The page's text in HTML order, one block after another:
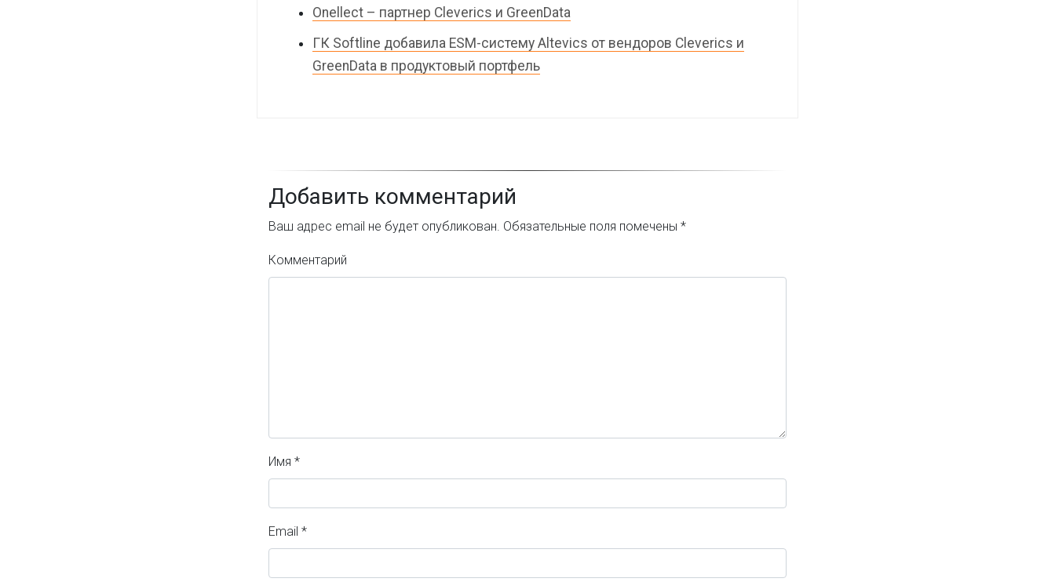
Onellect – партнер Cleverics и GreenData
ГК Softline добавила ESM-систему Altevics от вендоров Cleverics и
GreenData в продуктовый портфель
Добавить комментарий
Ваш адрес email не будет опубликован. Обязательные поля помечены *
Комментарий
Имя *
Email *